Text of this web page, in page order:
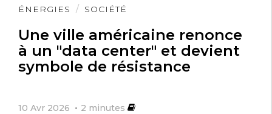
ÉNERGIES SOCIÉTÉ
Une ville américaine renonce
à un "data center" et devient
symbole de résistance
10 Avr 2026 2 minutes
Lire